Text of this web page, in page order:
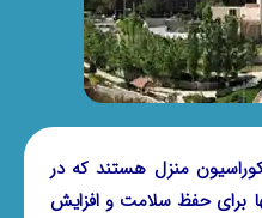
منزل هستند که در
برای حفظ سلامت و افزایش